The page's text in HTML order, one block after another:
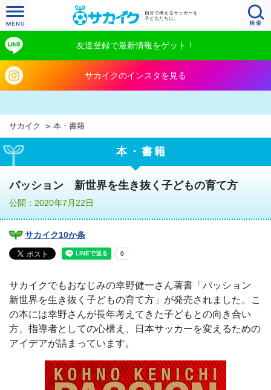
自分で考えるサッカーを
子どもたちに。
友達登録で最新情報をゲット！
サカイクのインスタを見る
サカイク 本・書籍
本・書籍
パッション 新世界を生き抜く子どもの育て方
公開：2020年7月22日
サカイク10か条
サカイクでもおなじみの幸野健一さん著書「パッション
新世界を生き抜く子どもの育て方」が発売されました。こ
の本には幸野さんが長年考えてきた子どもとの向き合い
方、指導者としての心構え、日本サッカーを変えるための
アイデアが詰まっています。